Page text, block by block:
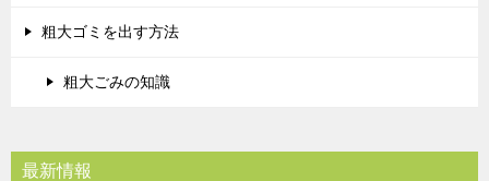
粗大ゴミを出す方法
粗大ごみの知識
最新情報